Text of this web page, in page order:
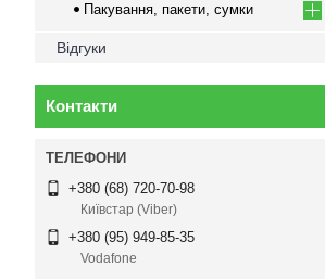
Пакування, пакети, сумки
Відгуки
Контакти
+380 (68) 720-70-98
Київстар (Viber)
+380 (95) 949-85-35
Vodafone